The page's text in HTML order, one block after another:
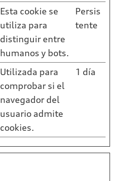
Esta cookie se
utiliza para
distinguir entre
humanos y bots.
Persis
tente
Utilizada para
comprobar si el
navegador del
usuario admite
cookies.
1 día